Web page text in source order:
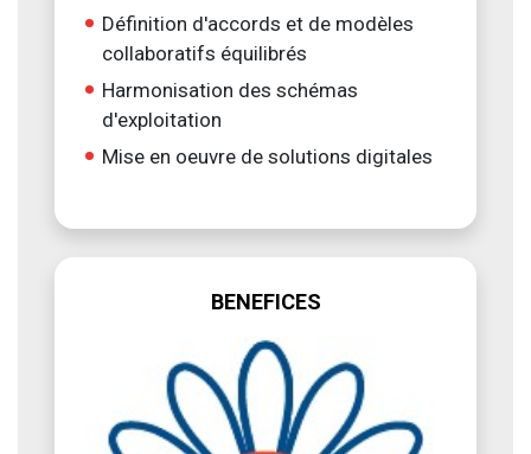
Définition d'accords et de modèles
collaboratifs équilibrés
Harmonisation des schémas
d'exploitation
Mise en oeuvre de solutions digitales
BENEFICES